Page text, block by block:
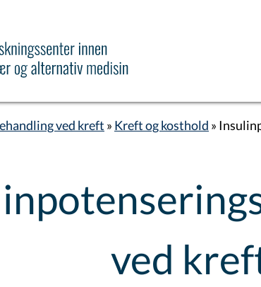
ved kreft Kreft og kosthold
ved